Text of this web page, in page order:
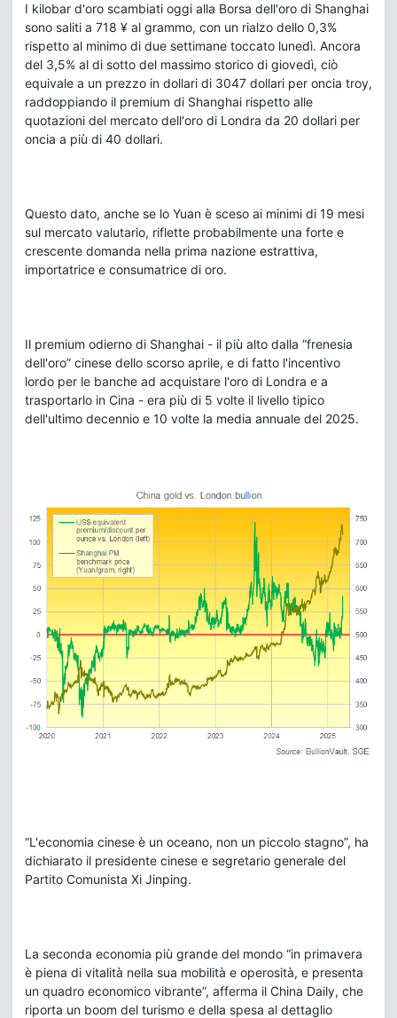
I kilobar d'oro scambiati oggi alla Borsa dell'oro di Shanghai
sono saliti a 718 ¥ al grammo, con un rialzo dello 0,3%
rispetto al minimo di due settimane toccato lunedì. Ancora
del 3,5% al di sotto del massimo storico di giovedì, ciò
equivale a un prezzo in dollari di 3047 dollari per oncia troy,
raddoppiando il premium di Shanghai rispetto alle
quotazioni del mercato dell'oro di Londra da 20 dollari per
oncia a più di 40 dollari.
Questo dato, anche se lo Yuan è sceso ai minimi di 19 mesi
sul mercato valutario, riflette probabilmente una forte e
crescente domanda nella prima nazione estrattiva,
importatrice e consumatrice di oro.
Il premium odierno di Shanghai - il più alto dalla “frenesia
dell'oro” cinese dello scorso aprile, e di fatto l'incentivo
lordo per le banche ad acquistare l'oro di Londra e a
trasportarlo in Cina - era più di 5 volte il livello tipico
dell'ultimo decennio e 10 volte la media annuale del 2025.
“L'economia cinese è un oceano, non un piccolo stagno”, ha
dichiarato il presidente cinese e segretario generale del
Partito Comunista Xi Jinping.
La seconda economia più grande del mondo “in primavera
è piena di vitalità nella sua mobilità e operosità, e presenta
un quadro economico vibrante”, afferma il China Daily, che
riporta un boom del turismo e della spesa al dettaglio